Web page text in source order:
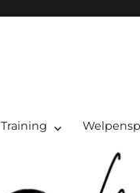
Training